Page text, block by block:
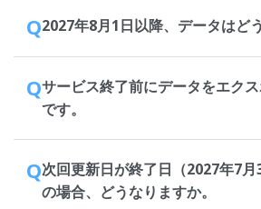
Q2027年8月1日以降、データはど
Qサービス終了前にデータをエク
です。
Q次回更新日が終了日（2027年7
の場合、どうなりますか。